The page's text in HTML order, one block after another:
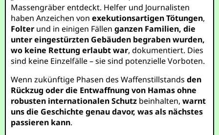
Massengräber entdeckt. Helfer und Journalisten
haben Anzeichen vonexekutionsartigen Tötungen,
Folter und in einigen Fällenganzen Familien, die
unter eingestürzten Gebäuden begraben wurden,
wo keine Rettung erlaubt war, dokumentiert. Dies
sind keine Einzelfälle – sie sind potenzielle Vorboten.
Wenn zukünftige Phasen des Waffenstillstandsden
Rückzug oder die Entwaffnung von Hamas ohne
robusten internationalen Schutz beinhalten,warnt
uns die Geschichte genau davor, was als nächstes
passieren kann.